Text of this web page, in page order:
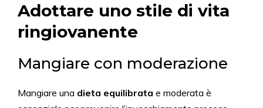
Adottare uno stile di vita
ringiovanente
Mangiare con moderazione
Mangiare una dieta equilibrata e moderata è